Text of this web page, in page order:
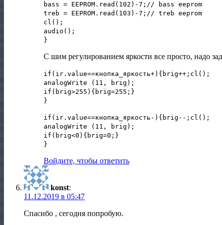
bass = EEPROM.read(102)-7;// bass eeprom
treb = EEPROM.read(103)-7;// treb eeprom
cl();
audio();
}
С шим регулированием яркости все просто, надо
if(ir.value==кнопка_яркость+){brig++;cl();
analogWrite (11, brig);
if(brig>255){brig=255;}
}
if(ir.value==кнопка_яркость-){brig--;cl();
analogWrite (11, brig);
if(brig<0){brig=0;}
}
Войдите, чтобы ответить
konst:
11.12.2019 в 05:47
Спасибо , сегодня попробую.